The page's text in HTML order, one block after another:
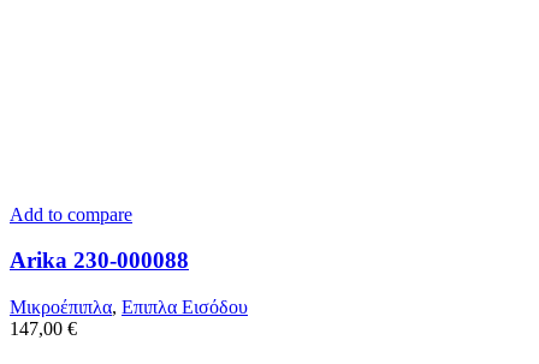
Add to compare
Arika 230-000088
Μικροέπιπλα, Επιπλα Εισόδου
147,00 €